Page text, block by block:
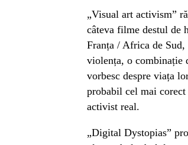
„Visual art activism”
câteva filme destul de
Franța / Africa de
violența, o combinație
vorbesc despre viața
probabil cel mai
activist real.
„Digital Dystopias”